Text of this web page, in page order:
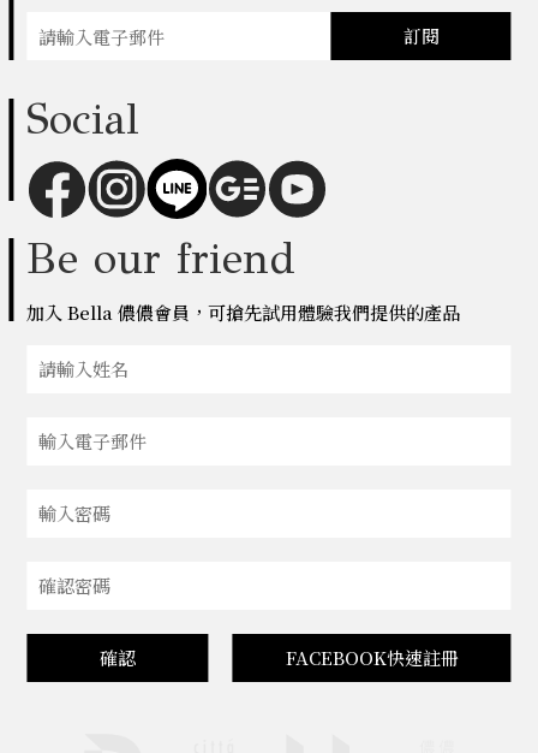
訂閱
Social
Be our friend
加入 Bella 儂儂會員，可搶先試用體驗我們提供的產品
確認 FACEBOOK快速註冊